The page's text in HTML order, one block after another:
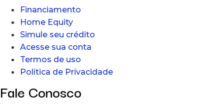
Financiamento
Home Equity
Simule seu crédito
Acesse sua conta
Termos de uso
Política de Privacidade
Fale Conosco